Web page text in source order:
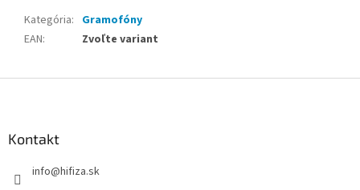
Kategória: Gramofóny
EAN: Zvoľte variant
Kontakt
info@hifiza.sk